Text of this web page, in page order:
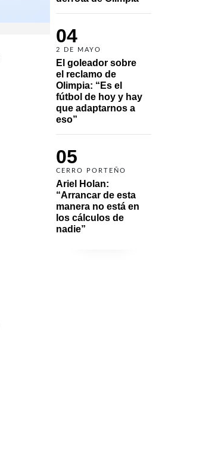
04
2 DE MAYO
El goleador sobre
el reclamo de
Olimpia: “Es el
fútbol de hoy y hay
que adaptarnos a
eso”
05
CERRO PORTEÑO
Ariel Holan:
“Arrancar de esta
manera no está en
los cálculos de
nadie”